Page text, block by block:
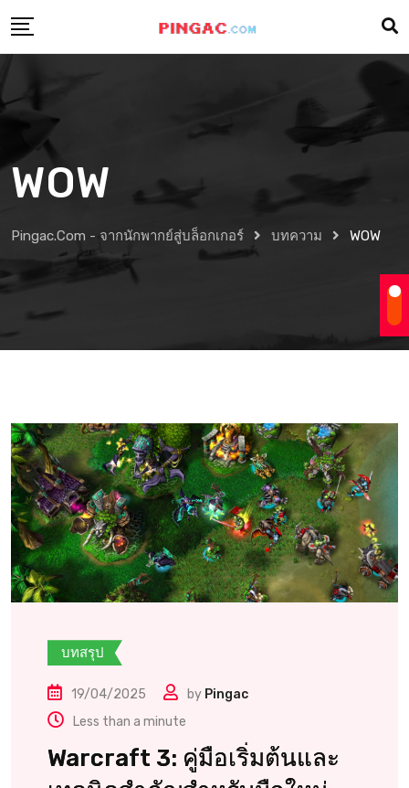
WOW
Pingac.com - จากนักพากย์สู่บล็อกเกอร์ บทความ WOW
บทสรุป
19/04/2025 by Pingac
Less than a minute
Warcraft 3: คู่มือเริ่มต้นและ